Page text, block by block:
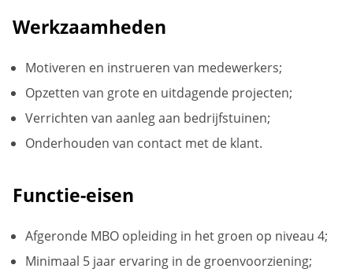
Werkzaamheden
Motiveren en instrueren van medewerkers;
Opzetten van grote en uitdagende projecten;
Verrichten van aanleg aan bedrijfstuinen;
Onderhouden van contact met de klant.
Functie-eisen
Afgeronde MBO opleiding in het groen op niveau 4;
Minimaal 5 jaar ervaring in de groenvoorziening;